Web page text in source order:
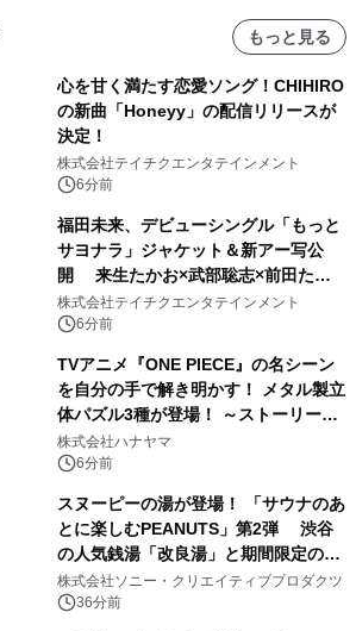
もっと見る
心を甘く満たす恋愛ソング！CHIHIRO
の新曲「Honeyy」の配信リリースが
決定！
株式会社テイチクエンタテインメント
6分前
福田未来、デビューシングル「もっと
サヨナラ」ジャケット＆新アー写公
開 来生たかお×武部聡志×前田たか
ひろの豪華タッグ
株式会社テイチクエンタテインメント
6分前
TVアニメ『ONE PIECE』の名シーン
を自分の手で解き明かす！ メタル製立
体パズル3種が登場！ ～ストーリーと
ギミックが融合した 大人の体験型パズ
ルが8月7日(金)12時より先行予約受付
株式会社ハナヤマ
6分前
スヌーピーの湯が登場！ 「サウナのあ
とに楽しむPEANUTS」第2弾 渋谷
の人気銭湯「改良湯」と期間限定のコ
ラボレーション サウナイキタイコラ
ボグッズも発売決定！
株式会社ソニー・クリエイティブプロダクツ
36分前